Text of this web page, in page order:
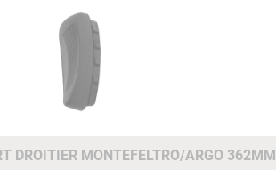
DROITIER MONTEFELTRO/ARGO 362MM